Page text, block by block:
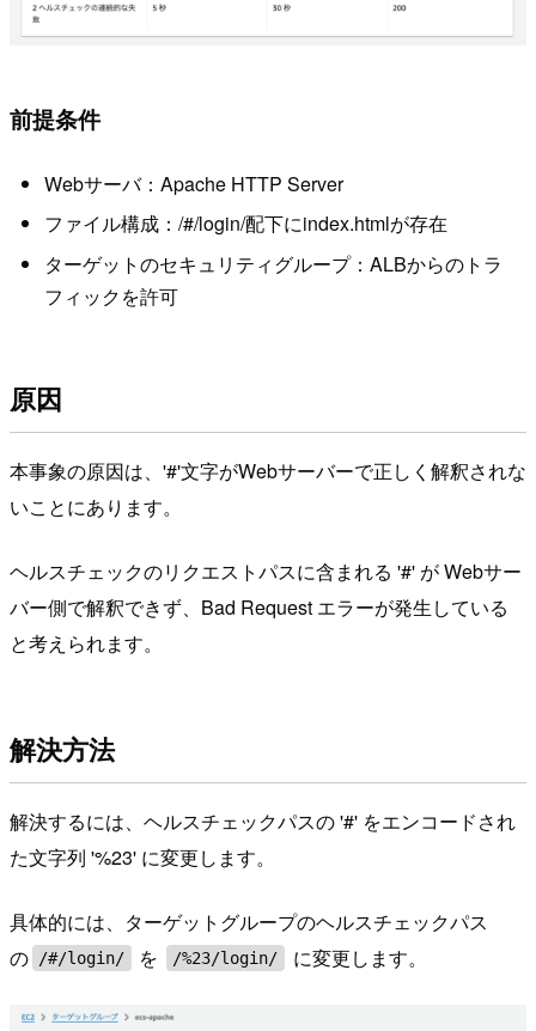
前提条件
Webサーバ：Apache HTTP Server
ファイル構成：/#/login/配下にindex.htmlが存在
ターゲットのセキュリティグループ：ALBからのトラ
フィックを許可
原因
本事象の原因は、'#'文字がWebサーバーで正しく解釈されな
いことにあります。
ヘルスチェックのリクエストパスに含まれる '#' が Webサー
バー側で解釈できず、Bad Request エラーが発生している
と考えられます。
解決方法
解決するには、ヘルスチェックパスの '#' をエンコードされ
た文字列 '%23' に変更します。
具体的には、ターゲットグループのヘルスチェックパス
の
/#/login/ を /%23/login/ に変更します。